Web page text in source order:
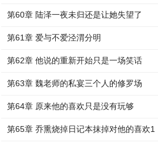
第60章 陆泽一夜未归还是让她失望了
第61章 爱与不爱泾渭分明
第62章 他说的重新开始只是一场笑话
第63章 魏老师的私宴三个人的修罗场
第64章 原来他的喜欢只是没有玩够
第65章 乔熏烧掉日记本抹掉对他的喜欢1